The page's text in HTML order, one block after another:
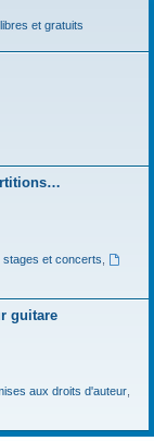
et gratuits
stages et concerts
guitare
aux droits d'auteur,